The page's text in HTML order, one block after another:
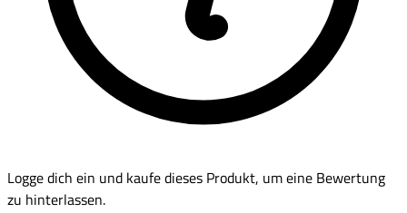
Logge dich ein und kaufe dieses Produkt, um eine Bewertung
zu hinterlassen.